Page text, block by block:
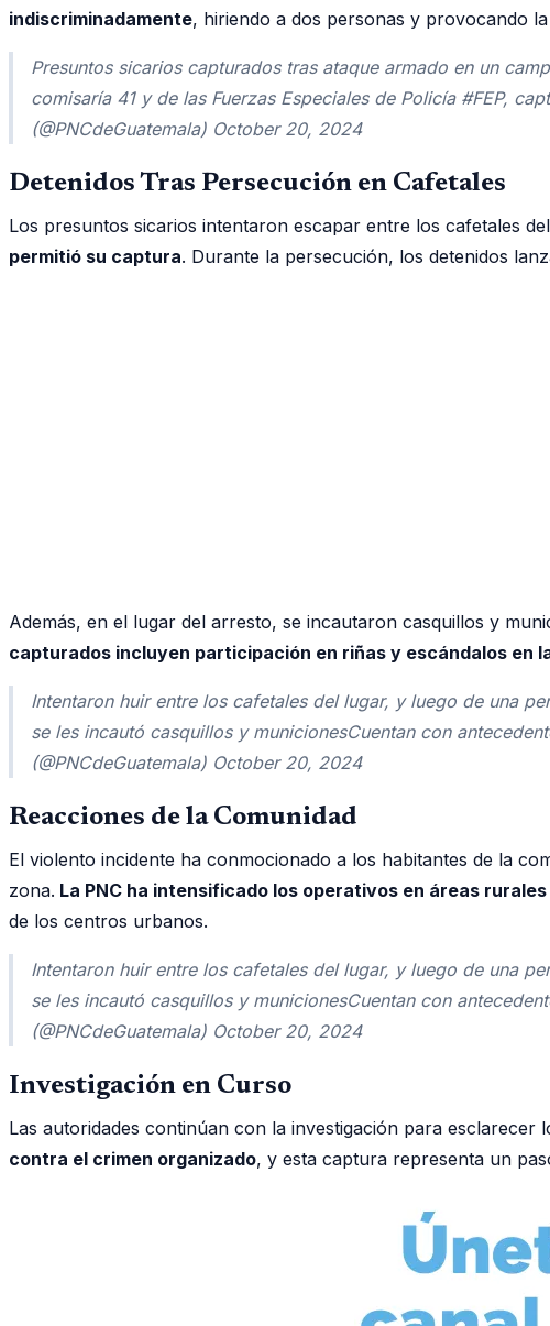
indiscriminadamente, hiriendo a dos personas y provocando
Presuntos sicarios capturados tras ataque armado en un
comisaría 41 y de las Fuerzas Especiales de Policía #FEP,
(@PNCdeGuatemala) October 20, 2024
Detenidos Tras Persecución en Cafetales
Los presuntos sicarios intentaron escapar entre los cafetales
permitió su captura. Durante la persecución, los detenidos
Además, en el lugar del arresto, se incautaron casquillos y
capturados incluyen participación en riñas y escándalos en
Intentaron huir entre los cafetales del lugar, y luego de una
se les incautó casquillos y municionesCuentan con
(@PNCdeGuatemala) October 20, 2024
Reacciones de la Comunidad
El violento incidente ha conmocionado a los habitantes de la
zona. La PNC ha intensificado los operativos en áreas
de los centros urbanos.
Intentaron huir entre los cafetales del lugar, y luego de una
se les incautó casquillos y municionesCuentan con
(@PNCdeGuatemala) October 20, 2024
Investigación en Curso
Las autoridades continúan con la investigación para
contra el crimen organizado, y esta captura representa un